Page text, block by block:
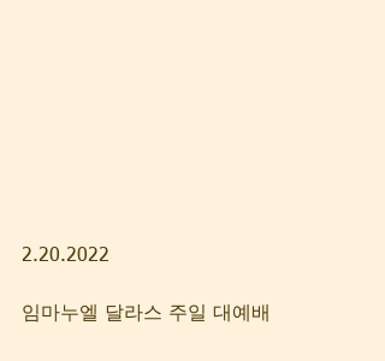
2.20.2022
임마누엘 달라스 주일 대예배